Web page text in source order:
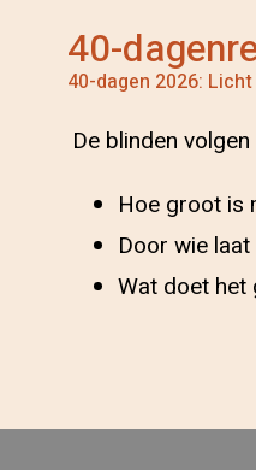
40-
40-dagen 2026:
De blinden
Hoe groot is
Door wie
Wat doet het